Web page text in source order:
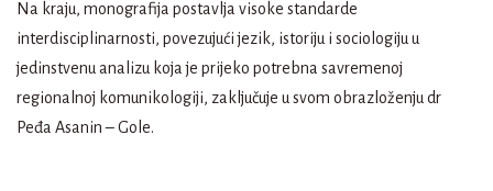
Na kraju, monografija postavlja visoke standarde
interdisciplinarnosti, povezujući jezik, istoriju i sociologiju u
jedinstvenu analizu koja je prijeko potrebna savremenoj
regionalnoj komunikologiji, zaključuje u svom obrazloženju dr
Peđa Asanin – Gole.